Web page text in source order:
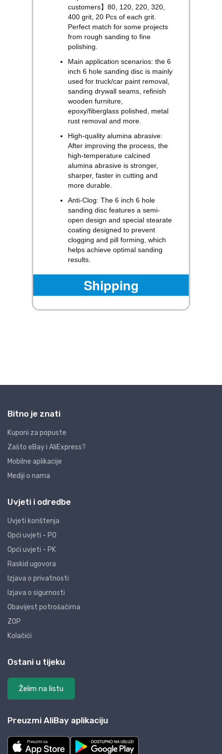
Bitno je znati
Kuponi za popuste
Zašto eBay i AliExpress?
Mobilne aplikacije
Mediji o nama
Uvjeti i odredbe
Uvjeti korištenja
Opći uvjeti - PO
Opći uvjeti - PK
Raskid ugovora
Izjava o privatnosti
Izjava o sigurnosti
Obavijest potrošačima
ZOP
Kolačići
Ostani u tijeku
Želim na listu
Preuzmi AliBay aplikaciju